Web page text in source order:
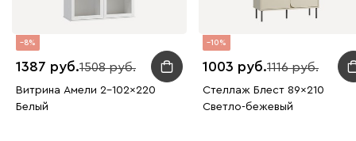
8
1387 1508
Витрина Амели 2-102x220
Белый
10
1003 1116
Стеллаж Блест 89x210
Светло-бежевый